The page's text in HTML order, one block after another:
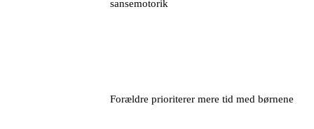
sansemotorik
Forældre prioriterer mere tid med børnene